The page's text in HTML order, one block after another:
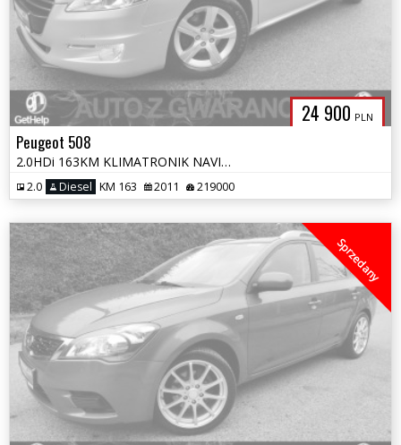
24 900 PLN
Peugeot 508
2.0HDi 163KM KLIMATRONIK NAVI ALU 2xPDC CHROM SEDAN OPŁATY GWARANCJA
2.0 Diesel KM 163 2011 219000
Sprzedany